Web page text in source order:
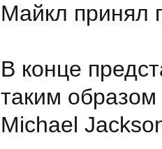
Майкл принял
В конце
таким
Michael